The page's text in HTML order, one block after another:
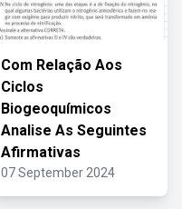
Com Relação Aos
Ciclos
Biogeoquímicos
Analise As Seguintes
Afirmativas
07 September 2024